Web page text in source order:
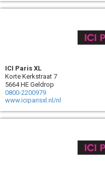
ICI Paris XL
Korte Kerkstraat 7
5664 HE Geldrop
0800-2200979
www.iciparisxl.nl/nl